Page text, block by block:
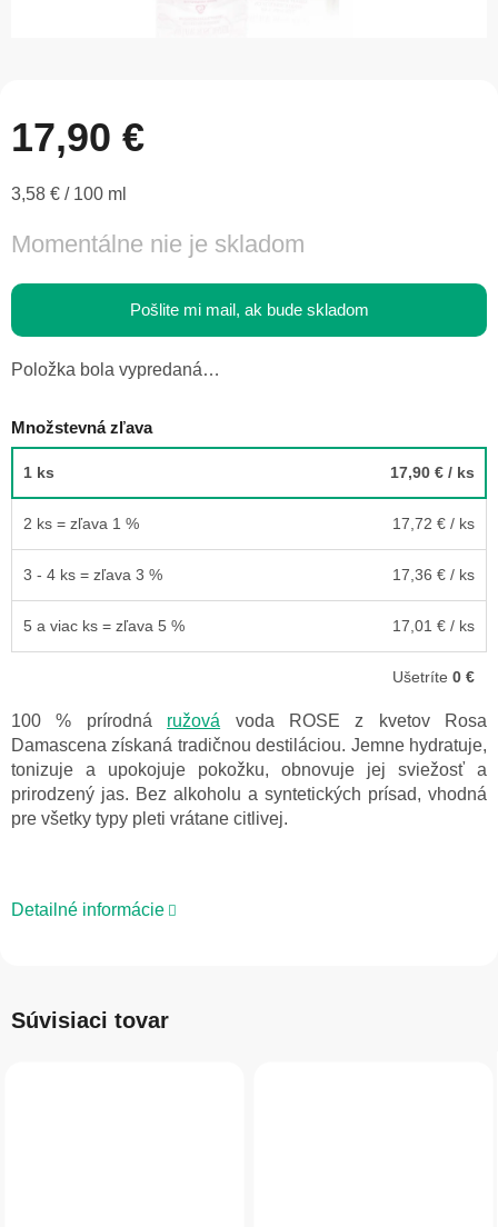
17,90 €
Jednotková
3,58 € / 100 ml
Momentálne nie je skladom
Pošlite mi mail, ak bude skladom
Položka bola vypredaná…
Množstevná zľava
1 ks 17,90 € / ks
2 ks = zľava 1 % 17,72 € / ks
3 - 4 ks = zľava 3 % 17,36 € / ks
5 a viac ks = zľava 5 % 17,01 € / ks
Ušetríte 0 €
100 % prírodná ružová voda ROSE z kvetov Rosa
Damascena získaná tradičnou destiláciou. Jemne hydratuje,
tonizuje a upokojuje pokožku, obnovuje jej sviežosť a
prirodzený jas. Bez alkoholu a syntetických prísad, vhodná
pre všetky typy pleti vrátane citlivej.
Detailné informácie
Súvisiaci tovar